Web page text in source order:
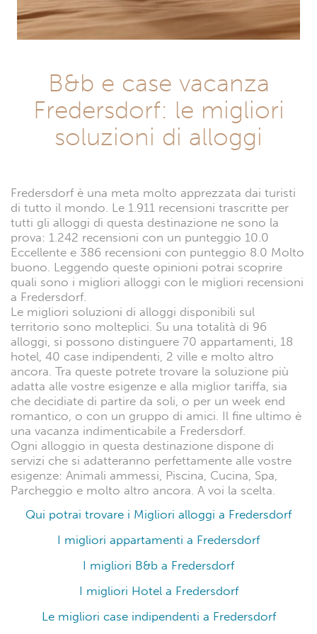
B&b e case vacanza
Fredersdorf: le migliori
soluzioni di alloggi
Fredersdorf è una meta molto apprezzata dai turisti
di tutto il mondo. Le 1.911 recensioni trascritte per
tutti gli alloggi di questa destinazione ne sono la
prova: 1.242 recensioni con un punteggio 10.0
Eccellente e 386 recensioni con punteggio 8.0 Molto
buono. Leggendo queste opinioni potrai scoprire
quali sono i migliori alloggi con le migliori recensioni
a Fredersdorf.
Le migliori soluzioni di alloggi disponibili sul
territorio sono molteplici. Su una totalità di 96
alloggi, si possono distinguere 70 appartamenti, 18
hotel, 40 case indipendenti, 2 ville e molto altro
ancora. Tra queste potrete trovare la soluzione più
adatta alle vostre esigenze e alla miglior tariffa, sia
che decidiate di partire da soli, o per un week end
romantico, o con un gruppo di amici. Il fine ultimo è
una vacanza indimenticabile a Fredersdorf.
Ogni alloggio in questa destinazione dispone di
servizi che si adatteranno perfettamente alle vostre
esigenze: Animali ammessi, Piscina, Cucina, Spa,
Parcheggio e molto altro ancora. A voi la scelta.
Qui potrai trovare i Migliori alloggi a Fredersdorf
I migliori appartamenti a Fredersdorf
I migliori B&b a Fredersdorf
I migliori Hotel a Fredersdorf
Le migliori case indipendenti a Fredersdorf